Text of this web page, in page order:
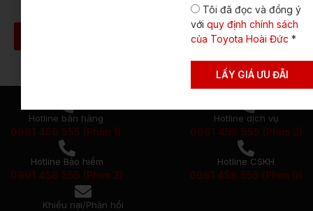
Hotline bán hàng
0961 458 555 (Phím 1)
Hotline dịch vụ
0961 458 555 (Phím 2)
Hotline Bảo hiểm
0961 458 555 (Phím 3)
Hotline CSKH
0961 458 555 (Phím 0)
Khiếu nại/Phản hồi
Tôi đã đọc và đồng ý
vớiquy định chính sách
của Toyota Hoài Đức *
LẤY GIÁ ƯU ĐÃI